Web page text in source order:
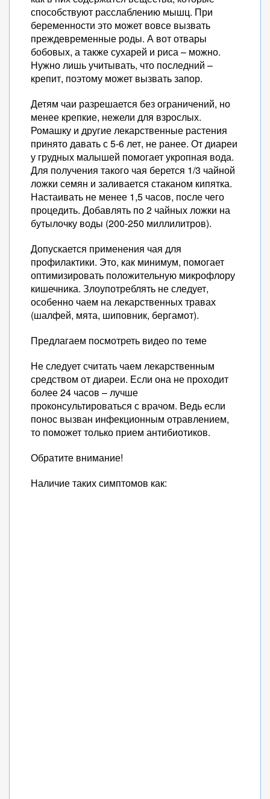
способствуют расслаблению мышц. При
беременности это может вовсе вызвать
преждевременные роды. А вот отвары
бобовых, а также сухарей и риса – можно.
Нужно лишь учитывать, что последний –
крепит, поэтому может вызвать запор.
Детям чаи разрешается без ограничений, но
менее крепкие, нежели для взрослых.
Ромашку и другие лекарственные растения
принято давать с 5-6 лет, не ранее. От диареи
у грудных малышей помогает укропная вода.
Для получения такого чая берется 1/3 чайной
ложки семян и заливается стаканом кипятка.
Настаивать не менее 1,5 часов, после чего
процедить. Добавлять по 2 чайных ложки на
бутылочку воды (200-250 миллилитров).
Допускается применения чая для
профилактики. Это, как минимум, помогает
оптимизировать положительную микрофлору
кишечника. Злоупотреблять не следует,
особенно чаем на лекарственных травах
(шалфей, мята, шиповник, бергамот).
Предлагаем посмотреть видео по теме
Не следует считать чаем лекарственным
средством от диареи. Если она не проходит
более 24 часов – лучше
проконсультироваться с врачом. Ведь если
понос вызван инфекционным отравлением,
то поможет только прием антибиотиков.
Обратите внимание!
Наличие таких симптомов как: